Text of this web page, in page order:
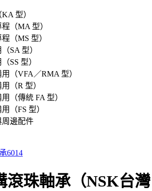
型）
（MA 型）
（MS 型）
SA 型）
SS 型）
（VFA／RMA 型）
（R 型）
（傳統 FA 型）
（FS 型）
周邊配件
6014
滾珠軸承（NSK台灣